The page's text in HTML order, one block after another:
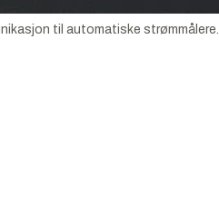
til automatiske strømmålere.